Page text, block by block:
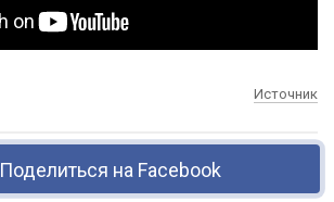
Источник
Поделиться на Facebook